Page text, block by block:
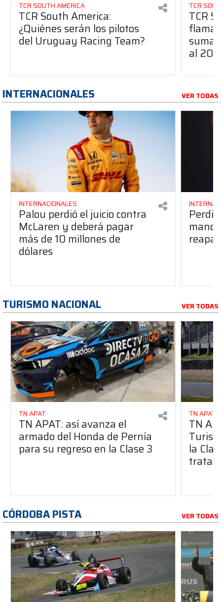
TCR SOUTH AMERICA
TCR South America:
¿Quiénes serán los pilotos
del Uruguay Racing Team?
TCR
TCR
suma
al
INTERNACIONALES VER TODAS
INTERNACIONALES
Palou perdió el juicio contra
McLaren y deberá pagar
más de 10 millones de
dólares
TURISMO NACIONAL VER TODAS
TN APAT
TN APAT: así avanza el
armado del Honda de Pernía
para su regreso en la Clase 3
TN APAT
TN
la
trata?
CÓRDOBA PISTA VER TODAS